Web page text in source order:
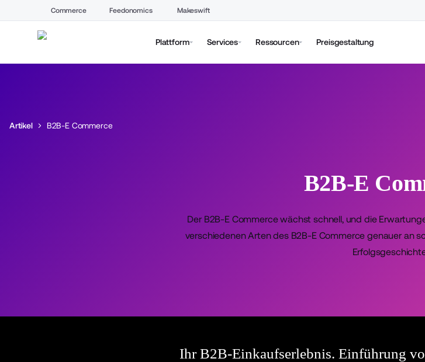
Commerce Feedonomics Makeswift
Plattform Services Ressourcen Preisgestaltung
Artikel B2B-E Commerce
B2B-E
Der B2B-E Commerce wächst schnell, und die
verschiedenen Arten des B2B-E Commerce genauer an
Ihr B2B-Einkaufserlebnis. Einführung